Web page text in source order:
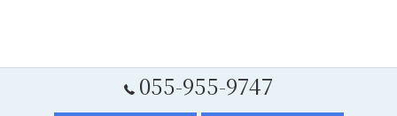
055-955-9747